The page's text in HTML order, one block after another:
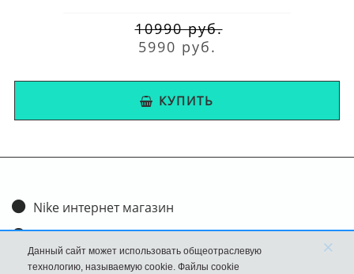
10990 руб.
5990 руб.
КУПИТЬ
Nike интернет магазин
Доставка и оплата
Обмен и возврат
Данный сайт может использовать общеотраслевую
технологию, называемую cookie. Файлы cookie
×